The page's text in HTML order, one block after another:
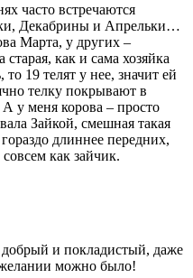
часто встречаются
Декабрины и Апрельки…
Марта, у других –
как и сама хозяйка
19 телят у нее, значит ей
телку покрывают в
А у меня корова – просто
Зайкой, смешная такая
длиннее передних,
как зайчик.
и покладистый, даже
можно было!